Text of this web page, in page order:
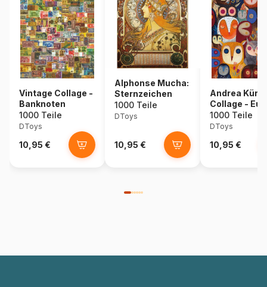
Vintage Collage -
Banknoten
1000 Teile
DToys
10,95 €
Alphonse Mucha:
Sternzeichen
1000 Teile
DToys
10,95 €
Andrea Kürti:
Collage -
1000 Teile
DToys
10,95 €